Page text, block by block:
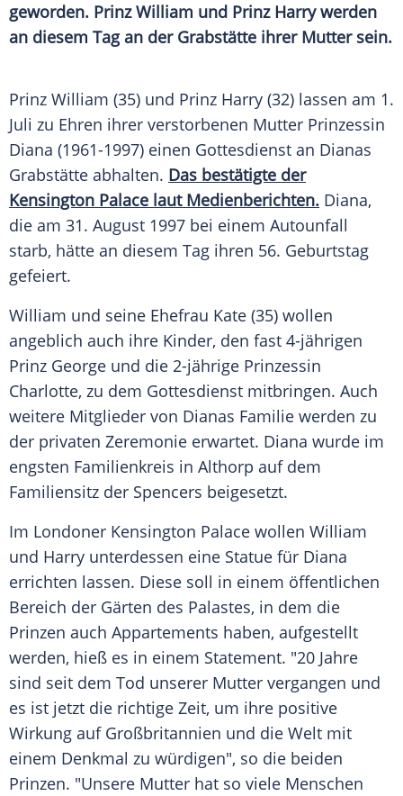
geworden. Prinz William und Prinz Harrywerden
an diesem Tag an der Grabstätte ihrer Mutter sein.
Prinz William (35) und Prinz Harry (32) lassen am 1.
Juli zu Ehren ihrer verstorbenen Mutter Prinzessin
Diana (1961-1997) einen Gottesdienst an Dianas
Grabstätte abhalten. Das bestätigte der
Kensington Palace laut Medienberichten. Diana,
die am 31. August 1997 bei einem Autounfall
starb, hätte an diesem Tag ihren 56. Geburtstag
gefeiert.
William und seine Ehefrau Kate (35) wollen
angeblich auch ihre Kinder, den fast 4-jährigen
Prinz George und die 2-jährige Prinzessin
Charlotte, zu dem Gottesdienst mitbringen. Auch
weitere Mitglieder von Dianas Familie werden zu
der privaten Zeremonie erwartet. Diana wurde im
engsten Familienkreis in Althorp auf dem
Familiensitz der Spencers beigesetzt.
Im Londoner Kensington Palace wollen William
und Harry unterdessen eine Statue für Diana
errichten lassen. Diese soll in einem öffentlichen
Bereich der Gärten des Palastes, in dem die
Prinzen auch Appartements haben, aufgestellt
werden, hieß es in einem Statement. "20 Jahre
sind seit dem Tod unserer Mutter vergangen und
es ist jetzt die richtige Zeit, um ihre positive
Wirkung auf Großbritannien und die Welt mit
einem Denkmal zu würdigen", so die beiden
Prinzen. "Unsere Mutter hat so viele Menschen